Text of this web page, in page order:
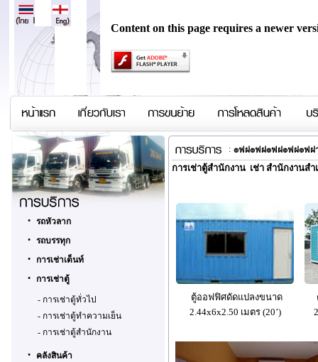
Content on this page requires a newer
• รถหัวลาก
• รถบรรทุก
• การเช่าเต็นท์
• การเช่าตู้
- การเช่าตู้ทั่วไป
- การเช่าตู้ทำความเย็น
- การเช่าตู้สำนักงาน
• คลังสินค้า
: ๏ฟฝ๏ฟฝ๏ฟฝ๏ฟฝ๏ฟฝ
การเช่าตู้สำนักงาน เช่า สำนักงานส
ตู้ออฟฟิศดัดแปลงขนาด
2.44x6x2.50 เมตร (20’)